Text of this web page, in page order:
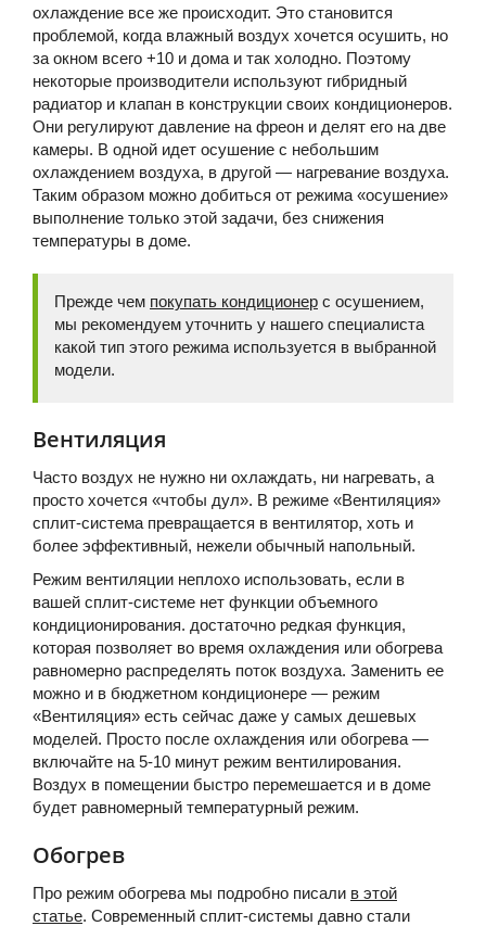
охлаждение все же происходит. Это становится
проблемой, когда влажный воздух хочется осушить, но
за окном всего +10 и дома и так холодно. Поэтому
некоторые производители используют гибридный
радиатор и клапан в конструкции своих кондиционеров.
Они регулируют давление на фреон и делят его на две
камеры. В одной идет осушение с небольшим
охлаждением воздуха, в другой — нагревание воздуха.
Таким образом можно добиться от режима «осушение»
выполнение только этой задачи, без снижения
температуры в доме.
Прежде чем покупать кондиционер с осушением,
мы рекомендуем уточнить у нашего специалиста
какой тип этого режима используется в выбранной
модели.
Вентиляция
Часто воздух не нужно ни охлаждать, ни нагревать, а
просто хочется «чтобы дул». В режиме «Вентиляция»
сплит-система превращается в вентилятор, хоть и
более эффективный, нежели обычный напольный.
Режим вентиляции неплохо использовать, если в
вашей сплит-системе нет функции объемного
кондиционирования. достаточно редкая функция,
которая позволяет во время охлаждения или обогрева
равномерно распределять поток воздуха. Заменить ее
можно и в бюджетном кондиционере — режим
«Вентиляция» есть сейчас даже у самых дешевых
моделей. Просто после охлаждения или обогрева —
включайте на 5-10 минут режим вентилирования.
Воздух в помещении быстро перемешается и в доме
будет равномерный температурный режим.
Обогрев
Про режим обогрева мы подробно писали в этой
статье. Современный сплит-системы давно стали